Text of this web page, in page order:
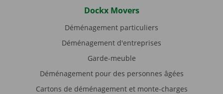
Dockx Movers
Déménagement particuliers
Déménagement d'entreprises
Garde-meuble
Déménagement pour des personnes âgées
Cartons de déménagement et monte-charges